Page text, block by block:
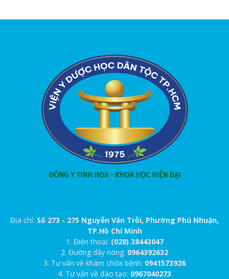
Địa chỉ: Số 273 - 275 Nguyễn Văn Trỗi, Phường Phú Nhuận,
TP.Hồ Chí Minh
1. Điện thoại: (028) 38443047
2. Đường dây nóng: 0964392632
3. Tư vấn về khám chữa bệnh: 0941573926
4. Tư vấn về đào tạo: 0967040273